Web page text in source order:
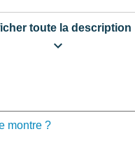
s'utilise uniquement
en détail
sur un bracelet
qui mesure 21 mm
en acier inoxydable de
toute la description
montre ?